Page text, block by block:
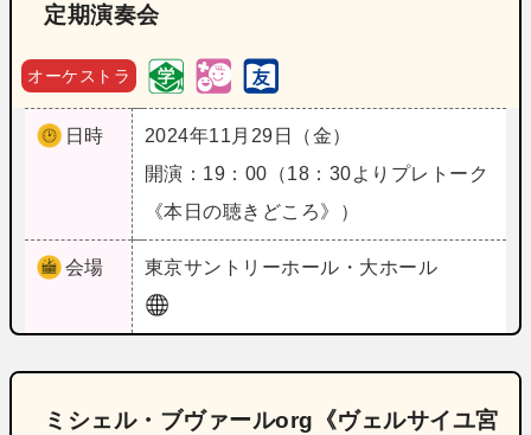
定期演奏会
オーケストラ
日時
2024年11月29日（金）
開演：19：00（18：30よりプレトーク
《本日の聴きどころ》）
会場 東京サントリーホール・大ホール
ミシェル・ブヴァールorg《ヴェルサイユ宮